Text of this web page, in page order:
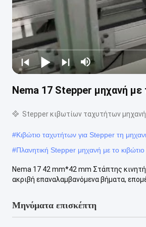
Nema 17 Stepper μηχανή
Stepper κιβωτίων ταχυτήτων μηχανή
#Κιβώτιο ταχυτήτων για Stepper τη
#Πλανητική Stepper μηχανή με το
Nema 17 42 mm*42 mm Στάπτης
ακριβή επαναλαμβανόμενα βήματα,
Μηνύματα επισκέπτη